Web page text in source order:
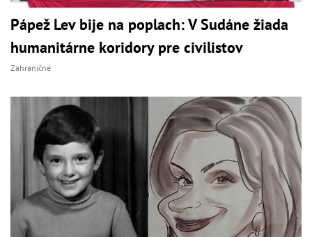
Pápež Lev bije na poplach: V Sudáne žiada
humanitárne koridory pre civilistov
Zahraničné